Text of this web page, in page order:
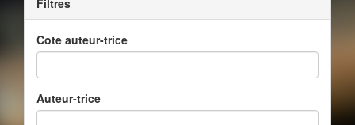
Filtres
Cote auteur-trice
Auteur-trice